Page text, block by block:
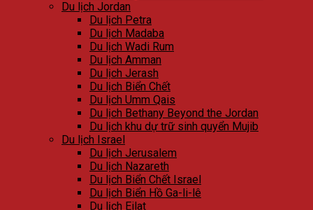
Du lịch Jordan
Du lịch Petra
Du lịch Madaba
Du lịch Wadi Rum
Du lịch Amman
Du lịch Jerash
Du lịch Biển Chết
Du lịch Umm Qais
Du lịch Bethany Beyond the Jordan
Du lịch khu dự trữ sinh quyển Mujib
Du lịch Israel
Du lịch Jerusalem
Du lịch Nazareth
Du lịch Biển Chết Israel
Du lịch Biển Hồ Ga-li-lê
Du lịch Eilat